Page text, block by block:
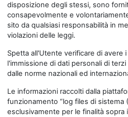
disposizione degli stessi, sono
consapevolmente e
sito da qualsiasi responsabilità in
violazioni delle leggi.
Spetta all'Utente verificare di avere
l'immissione di dati personali di
dalle norme nazionali ed
Le informazioni raccolti dalla
funzionamento “log files di sistema
esclusivamente per le finalità